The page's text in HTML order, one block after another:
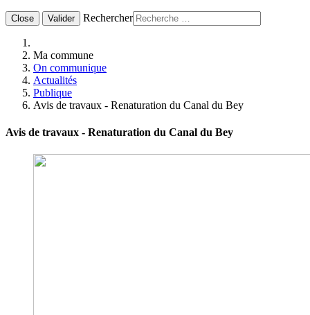
Close Valider Rechercher
Ma commune
On communique
Actualités
Publique
Avis de travaux - Renaturation du Canal du Bey
Avis de travaux - Renaturation du Canal du Bey